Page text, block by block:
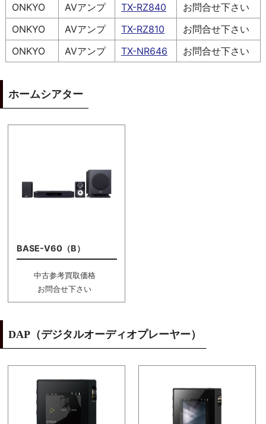
ONKYO
AVアンプ TX-RZ840
お問合せ下さい
ONKYO
AVアンプ TX-RZ810
お問合せ下さい
ONKYO
AVアンプ TX-NR646 お問合せ下さい
ホームシアター
BASE-V60（B）
中古参考買取価格
お問合せ下さい
DAP（デジタルオーディオプレーヤー）